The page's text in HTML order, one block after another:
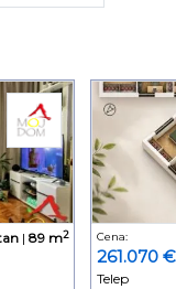
| 89 m2 Cena:
261.070 €
Telep